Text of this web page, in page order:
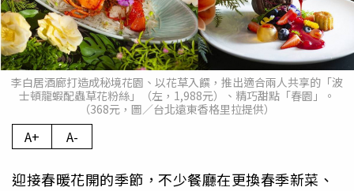
李白居酒廊打造成秘境花園、以花草入饌，推出適合兩人共享的「波
士頓龍蝦配蟲草花粉絲」（左，1,988元）、精巧甜點「春園」。
（368元，圖／台北遠東香格里拉提供）
A+ A-
迎接春暖花開的季節，不少餐廳在更換春季新菜、